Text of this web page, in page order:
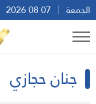
الجمعة
جنان حجازي